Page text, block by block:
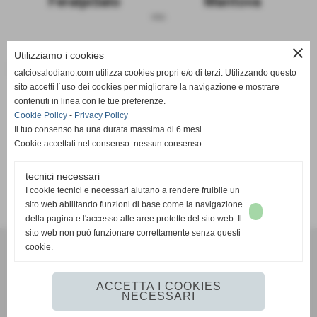
Le due squadre a confronto
FeralpiSalo Mantova
SCHEDA-CALENDARIO E RISULTATI-CLASSIFICA
Realizzazione siti web www.sitoper.it
close
Utilizziamo i cookies
calciosalodiano.com utilizza cookies propri e/o di terzi. Utilizzando questo
sito accetti l´uso dei cookies per migliorare la navigazione e mostrare
contenuti in linea con le tue preferenze.
Cookie Policy - Privacy Policy
Il tuo consenso ha una durata massima di 6 mesi.
Cookie accettati nel consenso: nessun consenso
tecnici necessari
I cookie tecnici e necessari aiutano a rendere fruibile un
sito web abilitando funzioni di base come la navigazione
della pagina e l'accesso alle aree protette del sito web. Il
sito web non può funzionare correttamente senza questi
cookie.
ACCETTA I COOKIES
NECESSARI